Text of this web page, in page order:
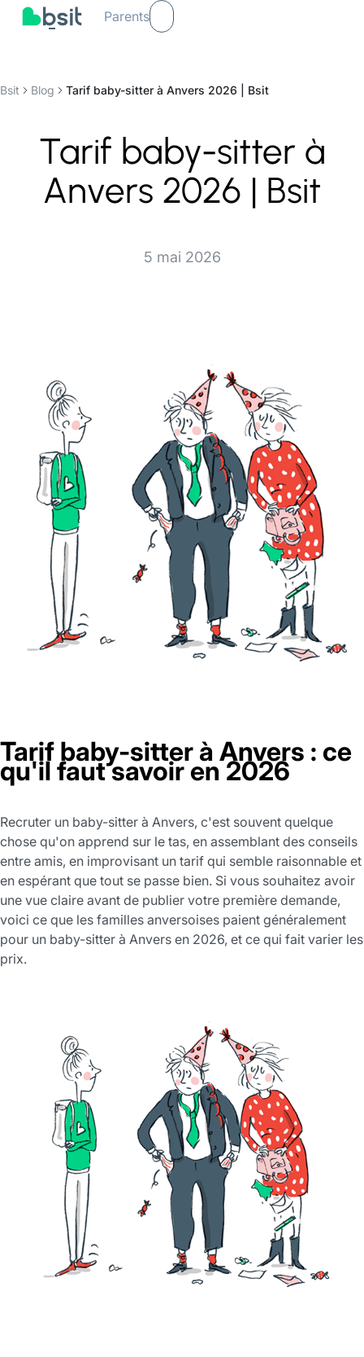
Parents
Bsit Blog Tarif baby-sitter à Anvers 2026 | Bsit
Tarif baby-sitter à
Anvers 2026 | Bsit
5 mai 2026
Tarif baby-sitter à Anvers : ce
qu'il faut savoir en 2026
Recruter un baby-sitter à Anvers, c'est souvent quelque
chose qu'on apprend sur le tas, en assemblant des conseils
entre amis, en improvisant un tarif qui semble raisonnable et
en espérant que tout se passe bien. Si vous souhaitez avoir
une vue claire avant de publier votre première demande,
voici ce que les familles anversoises paient généralement
pour un baby-sitter à Anvers en 2026, et ce qui fait varier les
prix.